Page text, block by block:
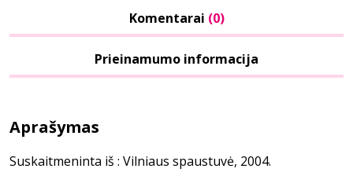
Komentarai (0)
Prieinamumo informacija
Aprašymas
Suskaitmeninta iš : Vilniaus spaustuvė, 2004.